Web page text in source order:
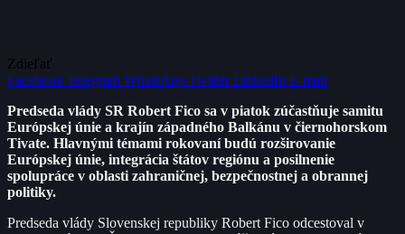
Zdieľať
Facebook Telegram WhatsApp Twitter LinkedIn E-mail
Predseda vlády SR Robert Fico sa v piatok zúčastňuje samitu
Európskej únie a krajín západného Balkánu v čiernohorskom
Tivate. Hlavnými témami rokovaní budú rozširovanie
Európskej únie, integrácia štátov regiónu a posilnenie
spolupráce v oblasti zahraničnej, bezpečnostnej a obrannej
politiky.
Predseda vlády Slovenskej republiky Robert Fico odcestoval v